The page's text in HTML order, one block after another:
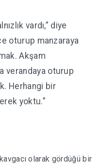
vardı,” diye
oturup manzaraya
Akşam
verandaya oturup
Herhangi bir
yoktu.”
olarak gördüğü bir